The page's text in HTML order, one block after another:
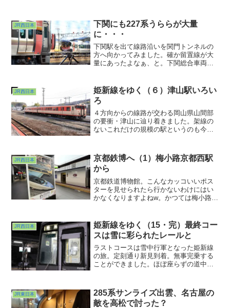
JR西日本
下関にも227系うららが大量
に・・・
下関駅を出て線路沿いを関門トンネルの
方へ向かってみました。確か留置線が大
量にあったよなぁ、と。下関総合車両所
ばれていたあたりなんでしょうか。ま、
正式名称はおいおい調べるとして。
JR西日本
姫新線をゆく（６）津山駅いろい
ろ
４方向からの線路が交わる岡山県山間部
の要衝・津山に辿り着きました。架線の
ないこれだけの規模の駅というのも今で
らの地下通路等懐かしい感じの光景も見
ることができました。まだまだキハ40系
統が大量に活躍している街。次回は構内
外れのあそこにお邪魔します。
JR西日本
京都鉄博へ（1）梅小路京都西駅
から
京都鉄道博物館。こんなカッコいいポス
ターを見せられたら行かないわけにはい
かなくなりますよねw。かつては梅小路蒸
前、火が入っていて動く蒸気機関車を見
ることができるのはここだけしかないと
いう時代がありましたっけ。
JR西日本
姫新線をゆく（15・完）最終コー
スは雪に彩られたレールと
ラストコースは雪中行軍となった姫新線
の旅。定刻通り新見到着。無事完乗する
ことができました。ほぼ座らずの道中だ
ました。関東人にはやはり雪道の光景は
印象的に写りますねぇ。新幹線や特急で
は味わえない「味」を堪能させていただ
JR東日本
285系サンライズ出雲、名古屋の
敵を高松で討った？